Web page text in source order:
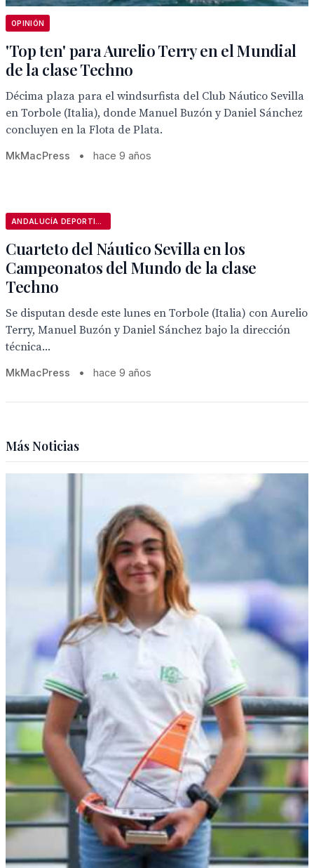
OPINIÓN
'Top ten' para Aurelio Terry en el Mundial
de la clase Techno
Décima plaza para el windsurfista del Club Náutico Sevilla
en Torbole (Italia), donde Manuel Buzón y Daniel Sánchez
concluyen en la Flota de Plata.
MkMacPress • hace 9 años
Cuarteto del Náutico Sevilla en los
Campeonatos del Mundo de la clase
Techno
Se disputan desde este lunes en Torbole (Italia) con Aurelio
Terry, Manuel Buzón y Daniel Sánchez bajo la dirección
técnica...
MkMacPress • hace 9 años
Más Noticias